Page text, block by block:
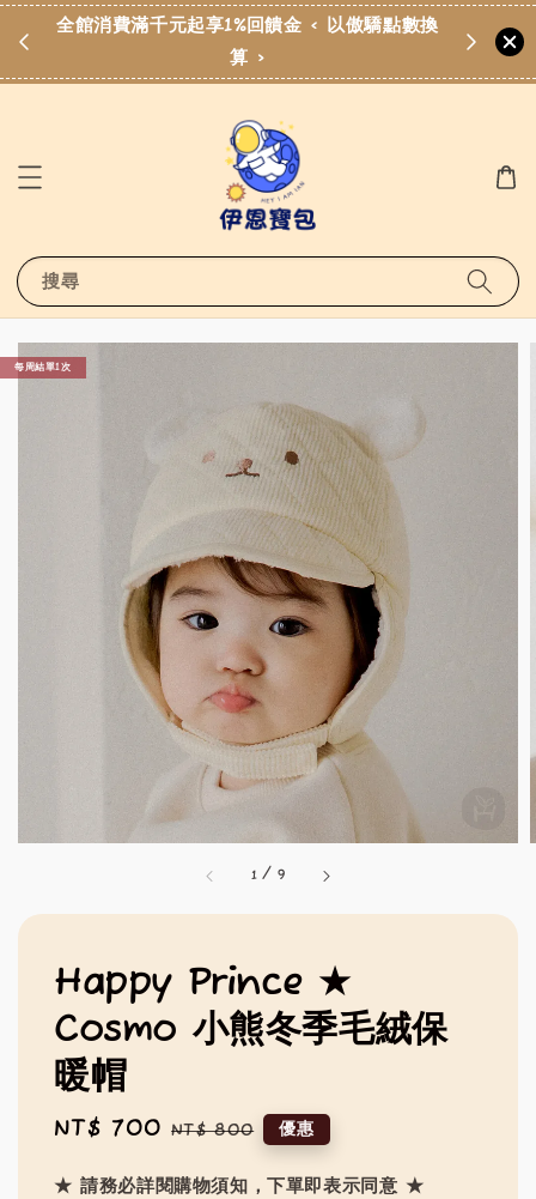
歡迎加入伊恩寶包LINE社群
點擊加入LINE社群
搜尋
1 / 9
每周結單1次
Happy Prince ★
Cosmo 小熊冬季毛絨保
暖帽
Sale
NT$ 700 Regular
NT$ 800 優惠
★ 請務必詳閱購物須知，下單即表示同意 ★